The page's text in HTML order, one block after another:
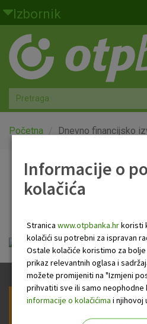
Skoči na glavni sadržaj
Izbornik
Građani
Privatno bankarstvo
Agro
Mala poduzeća i obrtnici
Globalna tržišta
O nama
Početna Dnevno financijsko
Dnevno
Dnevno financijsko
Prijava na newsletter OTP
Informacije o
kolačića
Stranica www.otpbanka.hrkoristi
kolačići su potrebni za ispravan
Ostale kolačiće koristimo za
prikaz relevantnih oglasa i
možete promijeniti na "Izmjeni
prihvatiti sve ili samo neophodne
informacije o kolačićima i njihovoj